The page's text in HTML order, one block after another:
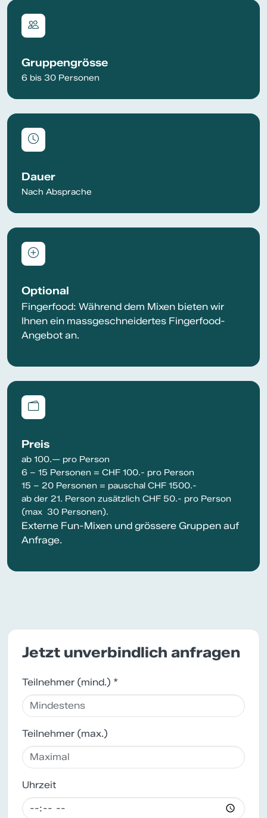
Gruppengrösse
6 bis 30 Personen
Dauer
Nach Absprache
Optional
Fingerfood: Während dem Mixen bieten wir
Ihnen ein massgeschneidertes Fingerfood-
Angebot an.
Preis
ab 100.— pro Person
6 – 15 Personen = CHF 100.- pro Person
15 – 20 Personen = pauschal CHF 1500.-
ab der 21. Person zusätzlich CHF 50.- pro Person
(max 30 Personen).
Externe Fun-Mixen und grössere Gruppen auf
Anfrage.
Jetzt unverbindlich anfragen
Teilnehmer (mind.) *
Teilnehmer (max.)
Uhrzeit